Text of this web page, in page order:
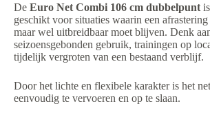
De Euro Net Combi 106 cm dubbelpunt
geschikt voor situaties waarin een
maar wel uitbreidbaar moet blijven. Denk
seizoensgebonden gebruik, trainingen op
tijdelijk vergroten van een bestaand verblijf.
Door het lichte en flexibele karakter is het net
eenvoudig te vervoeren en op te slaan.